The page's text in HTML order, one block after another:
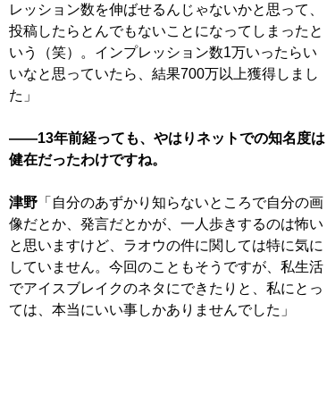
レッション数を伸ばせるんじゃないかと思って、
投稿したらとんでもないことになってしまったと
いう（笑）。インプレッション数1万いったらい
いなと思っていたら、結果700万以上獲得しまし
た」
――13年前経っても、やはりネットでの知名度は
健在だったわけですね。
津野 「自分のあずかり知らないところで自分の画
像だとか、発言だとかが、一人歩きするのは怖い
と思いますけど、ラオウの件に関しては特に気に
していません。今回のこともそうですが、私生活
でアイスブレイクのネタにできたりと、私にとっ
ては、本当にいい事しかありませんでした」